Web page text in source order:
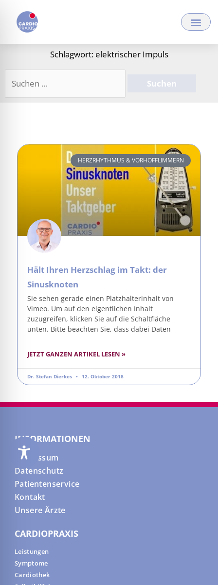
Inhalt
springen
Schlagwort: elektrischer Impuls
HERZRHYTHMUS & VORHOFFLIMMERN
Hält Ihren Herzschlag im Takt: der
Sinusknoten
Sie sehen gerade einen Platzhalterinhalt von
Vimeo. Um auf den eigentlichen Inhalt
zuzugreifen, klicken Sie auf die Schaltfläche
unten. Bitte beachten Sie, dass dabei Daten
JETZT GANZEN ARTIKEL LESEN »
Dr. Stefan Dierkes 12. Oktober 2018
INFORMATIONEN
Impressum
Datenschutz
Patientenservice
Kontakt
Unsere Ärzte
CARDIOPRAXIS
Leistungen
Symptome
Cardiothek